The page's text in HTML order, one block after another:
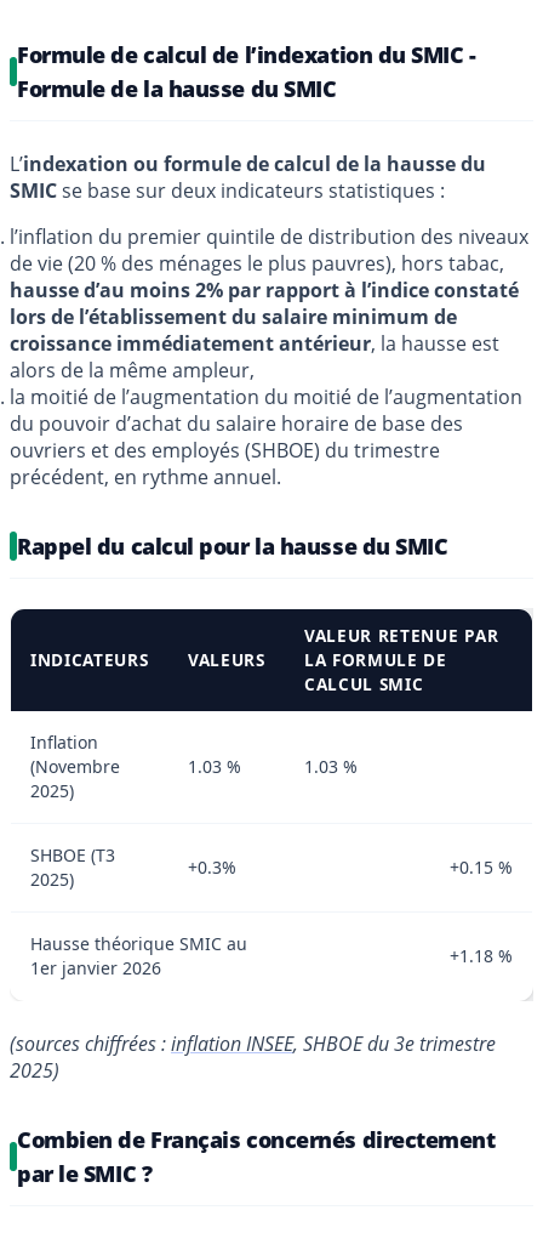
Formule de calcul de l’indexation du SMIC -
Formule de la hausse du SMIC
L’indexation ou formule de calcul de la hausse du
SMICse base sur deux indicateurs statistiques :
l’inflation du premier quintile de distribution des niveaux
de vie (20 % des ménages le plus pauvres), hors tabac,
hausse d’au moins 2% par rapport à l’indice constaté
lors de l’établissement du salaire minimum de
croissance immédiatement antérieur, la hausse est
alors de la même ampleur,
la moitié de l’augmentation du moitié de l’augmentation
du pouvoir d’achat du salaire horaire de base des
ouvriers et des employés (SHBOE) du trimestre
précédent, en rythme annuel.
Rappel du calcul pour la hausse du SMIC
INDICATEURS VALEURS
VALEUR RETENUE PAR
LA FORMULE DE
CALCUL SMIC
Inflation
(Novembre
2025)
1.03 % 1.03 %
SHBOE (T3
2025)
+0.3% +0.15 %
Hausse théorique SMIC au
1er janvier 2026
+1.18 %
(sources chiffrées :inflation INSEE, SHBOE du 3e trimestre
2025)
Combien de Français concernés directement
par le SMIC ?